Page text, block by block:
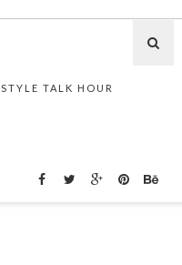
STYLE TALK HOUR